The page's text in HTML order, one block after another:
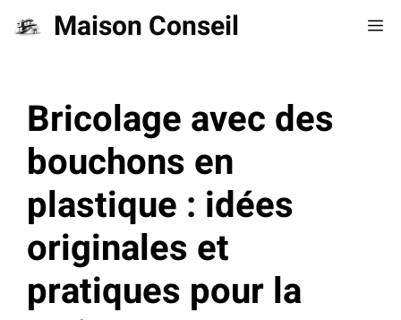
Aller
Maison Conseil
Bricolage avec des
bouchons en
plastique : idées
originales et
pratiques pour la